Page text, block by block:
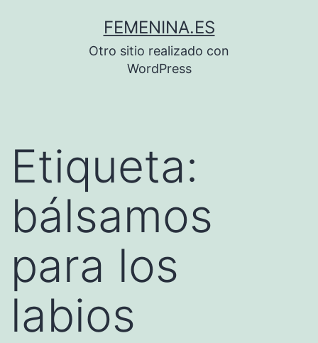
FEMENINA.ES
Otro sitio realizado con
WordPress
Etiqueta:
bálsamos
para los
labios